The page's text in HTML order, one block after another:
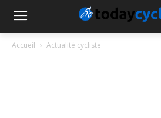
Accueil Actualité cycliste